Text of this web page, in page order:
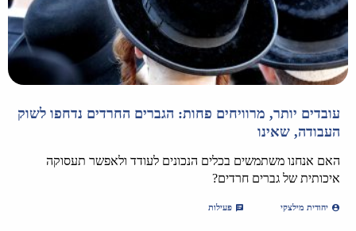
עובדים יותר, מרוויחים פחות: הגברים החרדים נדחפו לשוק
העבודה, שאינו
האם אנחנו משתמשים בכלים הנכונים לעודד ולאפשר תעסוקה
איכותית של גברים חרדים?
יהודית מילצקי פעילות